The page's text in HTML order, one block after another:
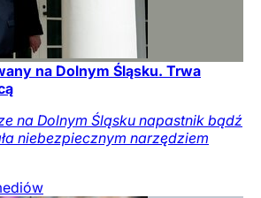
na Dolnym Śląsku. Trwa
na Dolnym Śląsku napastnik bądź
niebezpiecznym narzędziem